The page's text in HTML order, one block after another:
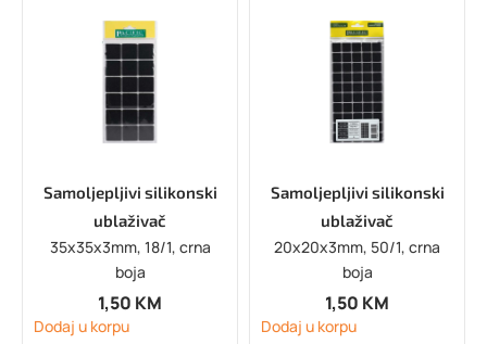
Samoljepljivi silikonski
ublaživač
35x35x3mm, 18/1, crna
boja
1,50 KM
Dodaj u korpu
Samoljepljivi silikonski
ublaživač
20x20x3mm, 50/1, crna
boja
1,50 KM
Dodaj u korpu